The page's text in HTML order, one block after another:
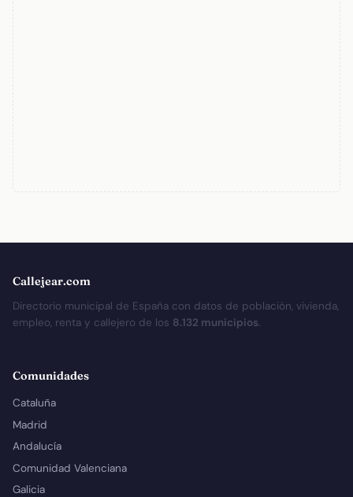
Callejear.com
Directorio municipal de España con datos de población, vivienda,
empleo, renta y callejero de los 8.132 municipios.
Comunidades
Cataluña
Madrid
Andalucía
Comunidad Valenciana
Galicia